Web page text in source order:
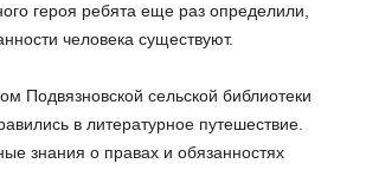
героя ребята еще раз определили,
человека существуют.
Подвязновской сельской библиотеки
в литературное путешествие.
знания о правах и обязанностях